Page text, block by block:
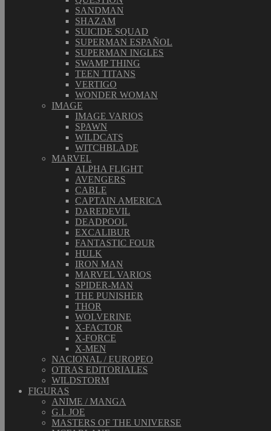
SANDMAN
SHAZAM
SUICIDE SQUAD
SUPERMAN ESPAÑOL
SUPERMAN INGLES
SWAMP THING
TEEN TITANS
VERTIGO
WONDER WOMAN
IMAGE
IMAGE VARIOS
SPAWN
WILDCATS
WITCHBLADE
MARVEL
ALPHA FLIGHT
AVENGERS
CABLE
CAPTAIN AMERICA
DAREDEVIL
DEADPOOL
EXCALIBUR
FANTASTIC FOUR
HULK
IRON MAN
MARVEL VARIOS
SPIDER-MAN
THE PUNISHER
THOR
WOLVERINE
X-FACTOR
X-FORCE
X-MEN
NACIONAL / EUROPEO
OTRAS EDITORIALES
WILDSTORM
FIGURAS
ANIME / MANGA
G.I. JOE
MASTERS OF THE UNIVERSE